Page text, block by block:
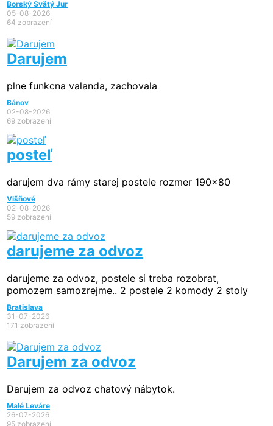
Borský Svätý Jur
05-08-2026
64 zobrazení
Darujem
plne funkcna valanda, zachovala
Bánov
02-08-2026
69 zobrazení
posteľ
darujem dva rámy starej postele rozmer 190x80
Višňové
02-08-2026
59 zobrazení
darujeme za odvoz
darujeme za odvoz, postele si treba rozobrat,
pomozem samozrejme.. 2 postele 2 komody 2 stoly
Bratislava
31-07-2026
171 zobrazení
Darujem za odvoz
Darujem za odvoz chatový nábytok.
Malé Leváre
26-07-2026
95 zobrazení